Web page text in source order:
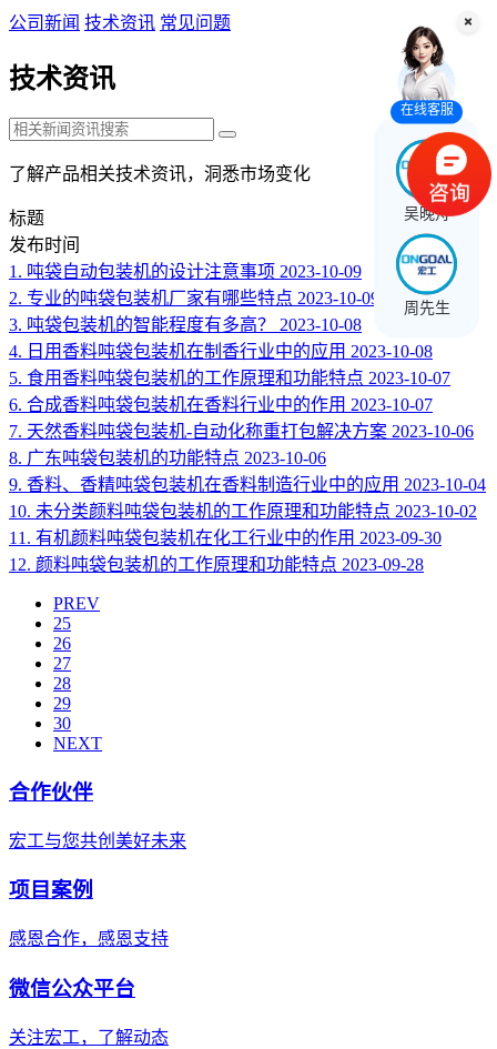
公司新闻 技术资讯 常见问题
技术资讯
了解产品相关技术资讯，洞悉市场变化
标题
发布时间
1. 吨袋自动包装机的设计注意事项 2023-10-09
2. 专业的吨袋包装机厂家有哪些特点 2023-10-09
3. 吨袋包装机的智能程度有多高？
2023-10-08
4. 日用香料吨袋包装机在制香行业中的应用 2023-10-08
5. 食用香料吨袋包装机的工作原理和功能特点 2023-10-07
6. 合成香料吨袋包装机在香料行业中的作用 2023-10-07
7. 天然香料吨袋包装机-自动化称重打包解决方案 2023-10-06
8. 广东吨袋包装机的功能特点 2023-10-06
9. 香料、香精吨袋包装机在香料制造行业中的应用 2023-10-04
10. 未分类颜料吨袋包装机的工作原理和功能特点 2023-10-02
11. 有机颜料吨袋包装机在化工行业中的作用 2023-09-30
12. 颜料吨袋包装机的工作原理和功能特点 2023-09-28
PREV
25
26
27
28
29
30
NEXT
合作伙伴
宏工与您共创美好未来
项目案例
感恩合作，感恩支持
微信公众平台
关注宏工，了解动态
在线客服
吴晚舟
周先生